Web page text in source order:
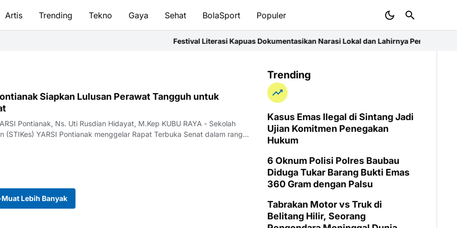
Artis Trending Tekno Gaya Sehat BolaSport Populer
Festival Literasi Kapuas Dokumentasikan Narasi Lokal dan Lahirnya Penulis Cilik
Siapkan Lulusan Perawat Tangguh untuk
Pontianak, Ns. Uti Rusdian Hidayat, M.Kep KUBU RAYA - Sekolah
(STIKes) YARSI Pontianak menggelar Rapat Terbuka Senat dalam rangka
Muat Lebih Banyak
Trending
Kasus Emas Ilegal di Sintang Jadi
Ujian Komitmen Penegakan
Hukum
6 Oknum Polisi Polres Baubau
Diduga Tukar Barang Bukti Emas
360 Gram dengan Palsu
Tabrakan Motor vs Truk di
Belitang Hilir, Seorang